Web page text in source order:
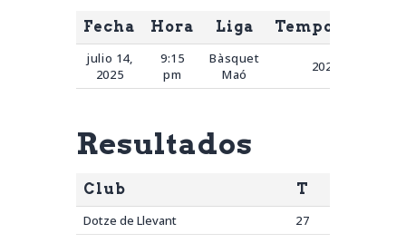
Fecha Hora Liga Temporada
julio 14,
2025
9:15
pm
Bàsquet
Maó
2025
Resultados
Club T
Dotze de Llevant
27